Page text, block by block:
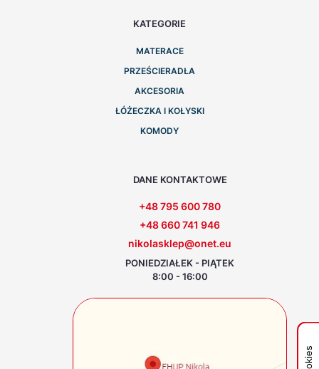
KATEGORIE
MATERACE
PRZEŚCIERADŁA
AKCESORIA
ŁÓŻECZKA I KOŁYSKI
KOMODY
DANE KONTAKTOWE
+48 795 600 780
+48 660 741 946
nikolasklep@onet.eu
PONIEDZIAŁEK - PIĄTEK
8:00 - 16:00